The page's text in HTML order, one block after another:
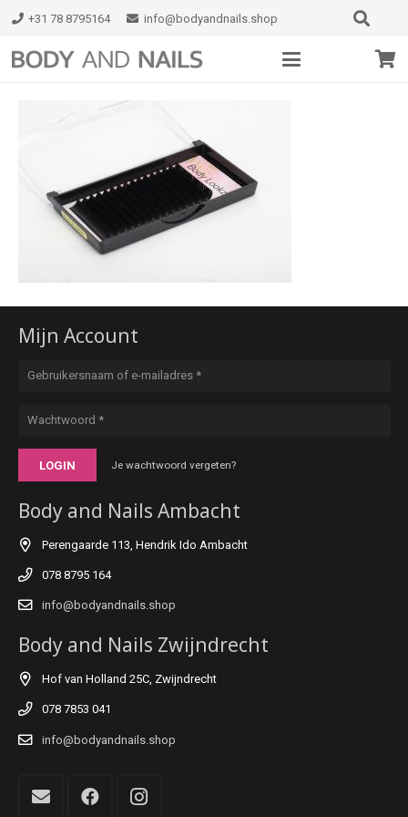
+31 78 8795164 info@bodyandnails.shop
Mijn Account
LOGIN Je wachtwoord vergeten?
Body and Nails Ambacht
Perengaarde 113, Hendrik Ido Ambacht
078 8795 164
info@bodyandnails.shop
Body and Nails Zwijndrecht
Hof van Holland 25C, Zwijndrecht
078 7853 041
info@bodyandnails.shop